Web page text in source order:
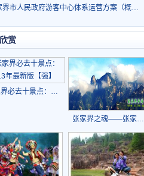
界市人民政府游客中心体系运营方案（概…
赏
界必去十景点：…
张家界之魂——张家…